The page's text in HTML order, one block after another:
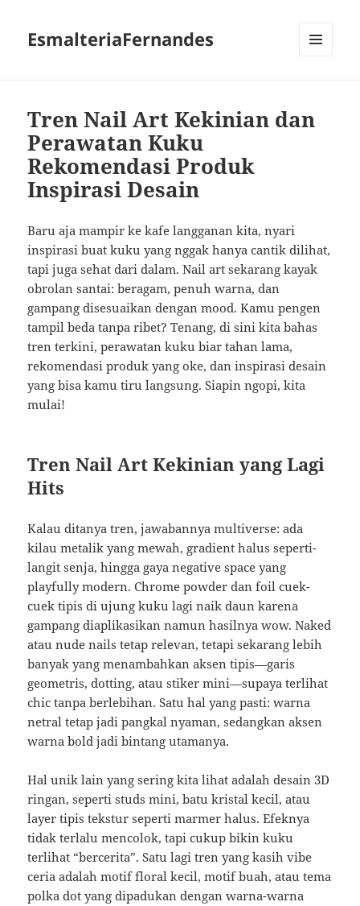
EsmalteriaFernandes
Tren Nail Art Kekinian dan
Perawatan Kuku
Rekomendasi Produk
Inspirasi Desain
Baru aja mampir ke kafe langganan kita, nyari
inspirasi buat kuku yang nggak hanya cantik dilihat,
tapi juga sehat dari dalam. Nail art sekarang kayak
obrolan santai: beragam, penuh warna, dan
gampang disesuaikan dengan mood. Kamu pengen
tampil beda tanpa ribet? Tenang, di sini kita bahas
tren terkini, perawatan kuku biar tahan lama,
rekomendasi produk yang oke, dan inspirasi desain
yang bisa kamu tiru langsung. Siapin ngopi, kita
mulai!
Tren Nail Art Kekinian yang Lagi
Hits
Kalau ditanya tren, jawabannya multiverse: ada
kilau metalik yang mewah, gradient halus seperti-
langit senja, hingga gaya negative space yang
playfully modern. Chrome powder dan foil cuek-
cuek tipis di ujung kuku lagi naik daun karena
gampang diaplikasikan namun hasilnya wow. Naked
atau nude nails tetap relevan, tetapi sekarang lebih
banyak yang menambahkan aksen tipis—garis
geometris, dotting, atau stiker mini—supaya terlihat
chic tanpa berlebihan. Satu hal yang pasti: warna
netral tetap jadi pangkal nyaman, sedangkan aksen
warna bold jadi bintang utamanya.
Hal unik lain yang sering kita lihat adalah desain 3D
ringan, seperti studs mini, batu kristal kecil, atau
layer tipis tekstur seperti marmer halus. Efeknya
tidak terlalu mencolok, tapi cukup bikin kuku
terlihat “bercerita”. Satu lagi tren yang kasih vibe
ceria adalah motif floral kecil, motif buah, atau tema
polka dot yang dipadukan dengan warna-warna